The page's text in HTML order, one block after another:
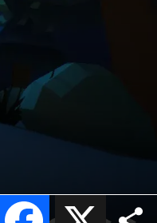
X
Facebook